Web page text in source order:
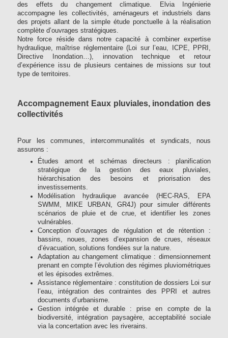
des effets du changement climatique. Elvia Ingénierie
accompagne les collectivités, aménageurs et industriels dans
des projets allant de la simple étude ponctuelle à la réalisation
complète d’ouvrages stratégiques.
Notre force réside dans notre capacité à combiner expertise
hydraulique, maîtrise réglementaire (Loi sur l’eau, ICPE, PPRI,
Directive Inondation…), innovation technique et retour
d’expérience issu de plusieurs centaines de missions sur tout
type de territoires.
Accompagnement Eaux pluviales, inondation des
collectivités
Pour les communes, intercommunalités et syndicats, nous
assurons :
Études amont et schémas directeurs : planification
stratégique de la gestion des eaux pluviales,
hiérarchisation des besoins et priorisation des
investissements.
Modélisation hydraulique avancée (HEC-RAS, EPA
SWMM, MIKE URBAN, GR4J) pour simuler différents
scénarios de pluie et de crue, et identifier les zones
vulnérables.
Conception d’ouvrages de régulation et de rétention :
bassins, noues, zones d’expansion de crues, réseaux
d’évacuation, solutions fondées sur la nature.
Adaptation au changement climatique : dimensionnement
prenant en compte l’évolution des régimes pluviométriques
et les épisodes extrêmes.
Assistance réglementaire : constitution de dossiers Loi sur
l’eau, intégration des contraintes des PPRI et autres
documents d’urbanisme.
Gestion intégrée et durable : prise en compte de la
biodiversité, intégration paysagère, acceptabilité sociale
via la concertation avec les riverains.